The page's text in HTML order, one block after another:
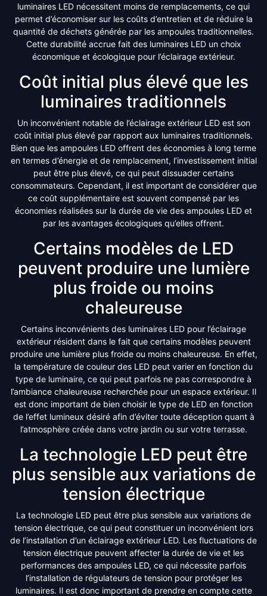
luminaires LED nécessitent moins de remplacements, ce qui
permet d’économiser sur les coûts d’entretien et de réduire la
quantité de déchets générée par les ampoules traditionnelles.
Cette durabilité accrue fait des luminaires LED un choix
économique et écologique pour l’éclairage extérieur.
Coût initial plus élevé que les
luminaires traditionnels
Un inconvénient notable de l’éclairage extérieur LED est son
coût initial plus élevé par rapport aux luminaires traditionnels.
Bien que les ampoules LED offrent des économies à long terme
en termes d’énergie et de remplacement, l’investissement initial
peut être plus élevé, ce qui peut dissuader certains
consommateurs. Cependant, il est important de considérer que
ce coût supplémentaire est souvent compensé par les
économies réalisées sur la durée de vie des ampoules LED et
par les avantages écologiques qu’elles offrent.
Certains modèles de LED
peuvent produire une lumière
plus froide ou moins
chaleureuse
Certains inconvénients des luminaires LED pour l’éclairage
extérieur résident dans le fait que certains modèles peuvent
produire une lumière plus froide ou moins chaleureuse. En effet,
la température de couleur des LED peut varier en fonction du
type de luminaire, ce qui peut parfois ne pas correspondre à
l’ambiance chaleureuse recherchée pour un espace extérieur. Il
est donc important de bien choisir le type de LED en fonction
de l’effet lumineux désiré afin d’éviter toute déception quant à
l’atmosphère créée dans votre jardin ou sur votre terrasse.
La technologie LED peut être
plus sensible aux variations de
tension électrique
La technologie LED peut être plus sensible aux variations de
tension électrique, ce qui peut constituer un inconvénient lors
de l’installation d’un éclairage extérieur LED. Les fluctuations de
tension électrique peuvent affecter la durée de vie et les
performances des ampoules LED, ce qui nécessite parfois
l’installation de régulateurs de tension pour protéger les
luminaires. Il est donc important de prendre en compte cette